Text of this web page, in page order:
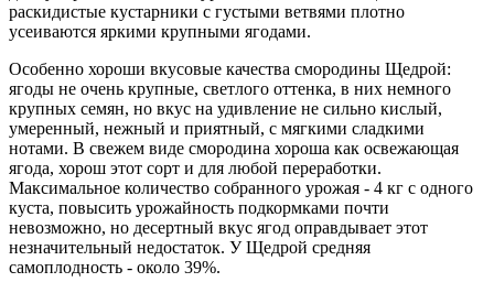
раскидистые кустарники с густыми ветвями плотно
усеиваются яркими крупными ягодами.
Особенно хороши вкусовые качества смородины Щедрой:
ягоды не очень крупные, светлого оттенка, в них немного
крупных семян, но вкус на удивление не сильно кислый,
умеренный, нежный и приятный, с мягкими сладкими
нотами. В свежем виде смородина хороша как освежающая
ягода, хорош этот сорт и для любой переработки.
Максимальное количество собранного урожая - 4 кг с одного
куста, повысить урожайность подкормками почти
невозможно, но десертный вкус ягод оправдывает этот
незначительный недостаток. У Щедрой средняя
самоплодность - около 39%.